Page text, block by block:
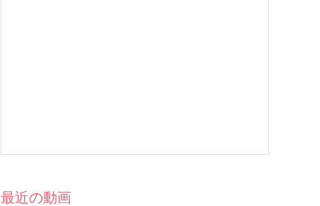
最近の動画